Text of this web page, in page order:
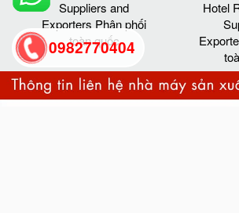
Suppliers and
Exporters Phân phối
toàn quốc
Hotel
0982770404